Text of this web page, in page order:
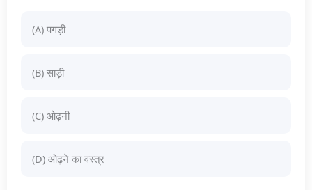
(A) पगड़ी
(B) साड़ी
(C) ओढ़नी
(D) ओढ़ने का वस्त्र